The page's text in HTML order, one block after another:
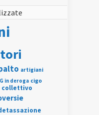
artigiani
in deroga cigo